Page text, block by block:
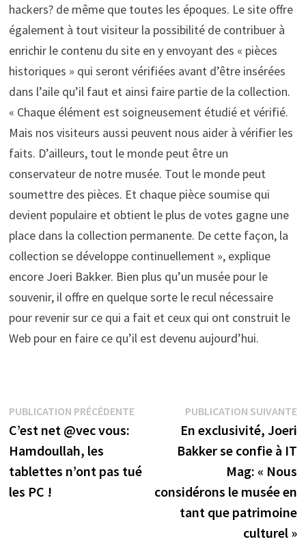
hackers? de même que toutes les époques. Le site offre
également à tout visiteur la possibilité de contribuer à
enrichir le contenu du site en y envoyant des « pièces
historiques » qui seront vérifiées avant d’être insérées
dans l’aile qu’il faut et ainsi faire partie de la collection.
« Chaque élément est soigneusement étudié et vérifié.
Mais nos visiteurs aussi peuvent nous aider à vérifier les
faits. D’ailleurs, tout le monde peut être un
conservateur de notre musée. Tout le monde peut
soumettre des pièces. Et chaque pièce soumise qui
devient populaire et obtient le plus de votes gagne une
place dans la collection permanente. De cette façon, la
collection se développe continuellement », explique
encore Joeri Bakker. Bien plus qu’un musée pour le
souvenir, il offre en quelque sorte le recul nécessaire
pour revenir sur ce qui a fait et ceux qui ont construit le
Web pour en faire ce qu’il est devenu aujourd’hui.
Navigation
de
l’article
PUBLICATION PRÉCÉDENTEPublication
précédente :
C’est net @vec vous:
Hamdoullah, les
tablettes n’ont pas tué
les PC !
PUBLICATION SUIVANTE
En exclusivité, Joeri
Bakker se confie à IT
Mag: « Nous
considérons le musée en
tant que patrimoine
culturel »